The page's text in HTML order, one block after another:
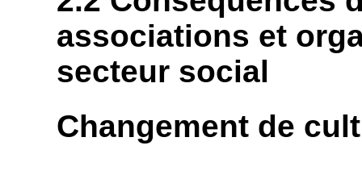
associations et
secteur social
Changement de